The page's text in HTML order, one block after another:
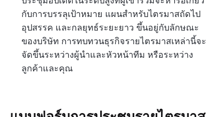
กับการบรรลุเป้าหมาย แผนสำหรับไตรมาสถัดไป
อุปสรรค และกลยุทธ์ระยะยาว ขึ้นอยู่กับลักษณะ
ของบริษัท การทบทวนธุรกิจรายไตรมาสเหล่านี้จะ
จัดขึ้นระหว่างผู้นำและหัวหน้าทีม หรือระหว่าง
ลูกค้าและคุณ